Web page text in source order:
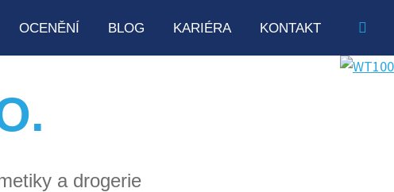
OCENĚNÍ BLOG KARIÉRA KONTAKT
a drogerie